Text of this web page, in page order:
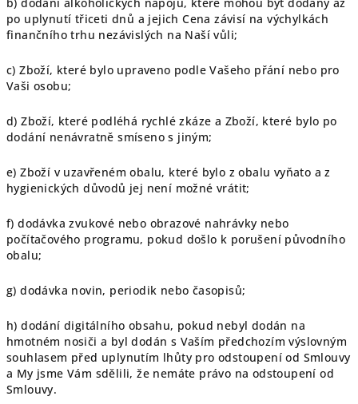
po uplynutí třiceti dnů a jejich Cena závisí na výchylkách
finančního trhu nezávislých na Naší vůli;
c) Zboží, které bylo upraveno podle Vašeho přání nebo pro
Vaši osobu;
d) Zboží, které podléhá rychlé zkáze a Zboží, které bylo po
dodání nenávratně smíseno s jiným;
e) Zboží v uzavřeném obalu, které bylo z obalu vyňato a z
hygienických důvodů jej není možné vrátit;
f) dodávka zvukové nebo obrazové nahrávky nebo
počítačového programu, pokud došlo k porušení původního
obalu;
g) dodávka novin, periodik nebo časopisů;
h) dodání digitálního obsahu, pokud nebyl dodán na
hmotném nosiči a byl dodán s Vaším předchozím výslovným
souhlasem před uplynutím lhůty pro odstoupení od Smlouvy
a My jsme Vám sdělili, že nemáte právo na odstoupení od
Smlouvy.